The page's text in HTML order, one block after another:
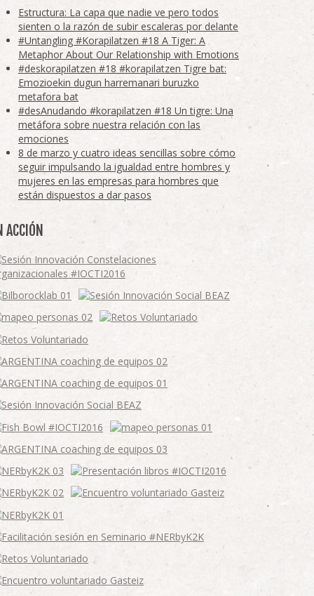
Estructura: La capa que nadie ve pero todos
sienten o la razón de subir escaleras por delante
#Untangling #Korapilatzen #18 A Tiger: A
Metaphor About Our Relationship with Emotions
#deskorapilatzen #18 #korapilatzen Tigre bat:
Emozioekin dugun harremanari buruzko
metafora bat
#desAnudando #korapilatzen #18 Un tigre: Una
metáfora sobre nuestra relación con las
emociones
8 de marzo y cuatro ideas sencillas sobre cómo
seguir impulsando la igualdad entre hombres y
mujeres en las empresas para hombres que
están dispuestos a dar pasos
ACCIÓN